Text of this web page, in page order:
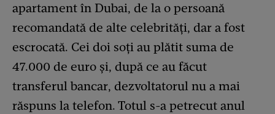
apartament în Dubai, de la o persoană
recomandată de alte celebrități, dar a fost
escrocată. Cei doi soți au plătit suma de
47.000 de euro și, după ce au făcut
transferul bancar, dezvoltatorul nu a mai
răspuns la telefon. Totul s-a petrecut anul